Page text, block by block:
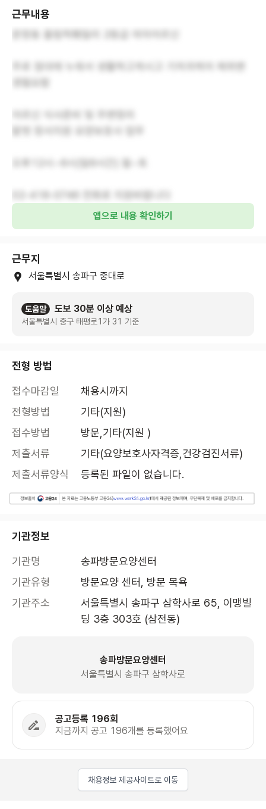
근무내용
앱으로 내용 확인하기
근무지
서울특별시 송파구 중대로
도움말 도보 30분 이상 예상
서울특별시 중구 태평로1가 31 기준
전형 방법
접수마감일
채용시까지
전형방법
기타(지원)
접수방법
방문,기타(지원 )
제출서류
기타(요양보호사자격증,건강검진서류)
제출서류양식
등록된 파일이 없습니다.
기관정보
기관명
송파방문요양센터
기관유형
방문요양 센터, 방문 목욕
기관주소
서울특별시 송파구 삼학사로 65, 이맹빌
딩 3층 303호 (삼전동)
송파방문요양센터
서울특별시 송파구 삼학사로
공고등록 196회
지금까지 공고 196개를 등록했어요
채용정보 제공사이트로 이동